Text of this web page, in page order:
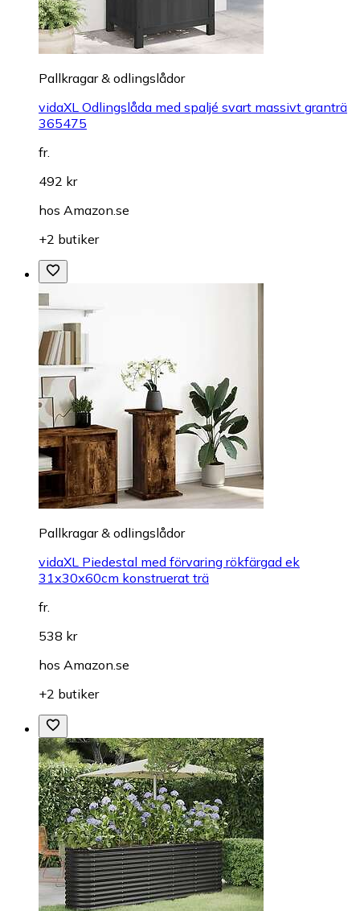
Pallkragar & odlingslådor
vidaXL Odlingslåda med spaljé svart massivt granträ
365475
fr.
492 kr
hos Amazon.se
+2 butiker
Pallkragar & odlingslådor
vidaXL Piedestal med förvaring rökfärgad ek
31x30x60cm konstruerat trä
fr.
538 kr
hos Amazon.se
+2 butiker